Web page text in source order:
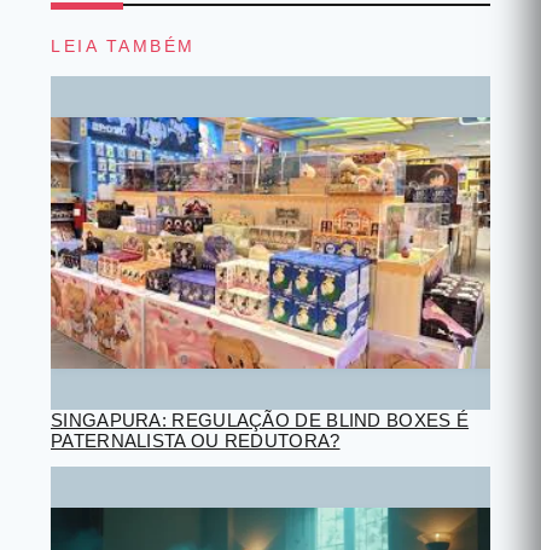
LEIA TAMBÉM
SINGAPURA: REGULAÇÃO DE BLIND BOXES É
PATERNALISTA OU REDUTORA?